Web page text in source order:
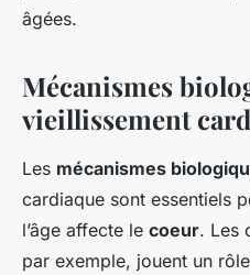
âgées.
Mécanismes
vieillissement
Les mécanismes
cardiaque sont essentiels
l’âge affecte le coeur. Les
par exemple, jouent un